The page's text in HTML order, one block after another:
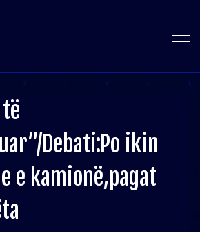
Debati:Po ikin
e kamionë,pagat